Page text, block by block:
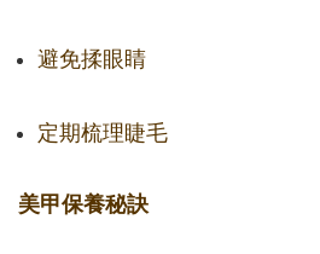
避免揉眼睛
定期梳理睫毛
美甲保養秘訣